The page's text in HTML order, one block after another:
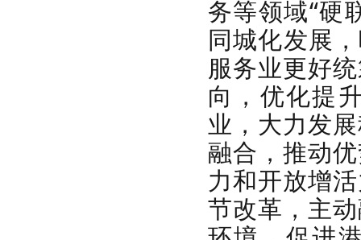
务等领域“硬
同城化发展
服务业更好
向，优化提
业，大力发
融合，推动
力和开放增
节改革， 主